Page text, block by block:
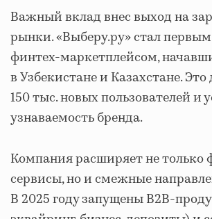
Важный вклад внес выход на
рынки. «Выберу.ру» стал
финтех-маркетплейсом,
в Узбекистане и Казахстане.
150 тыс. новых пользователей и
узнаваемость бренда.
Компания расширяет не только
сервисы, но и смежные
В 2025 году запущены B2B-